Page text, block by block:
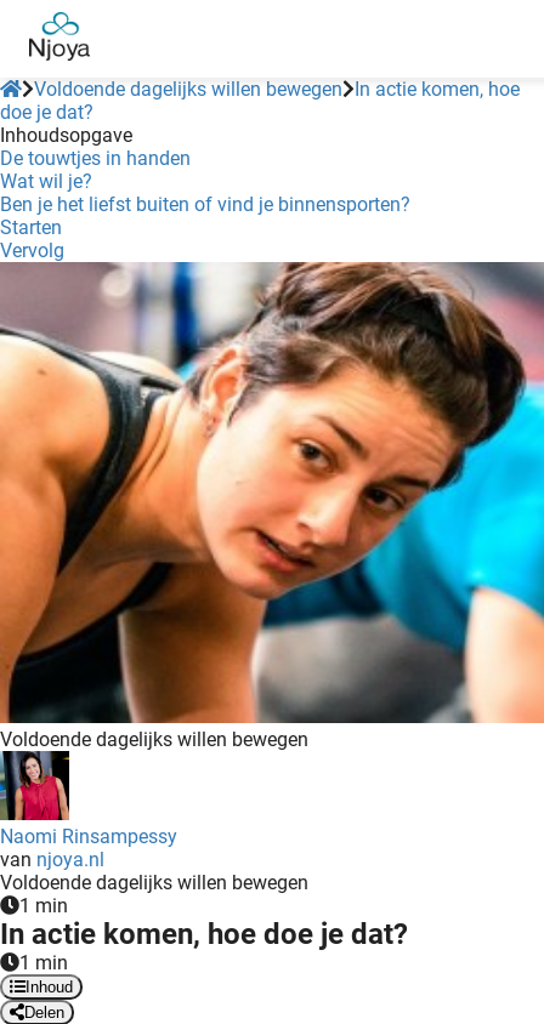
Voldoende dagelijks willen bewegen
In actie komen, hoe
doe je dat?
Inhoudsopgave
De touwtjes in handen
Wat wil je?
Ben je het liefst buiten of vind je binnensporten?
Starten
Vervolg
Voldoende dagelijks willen bewegen
Naomi Rinsampessy
van njoya.nl
Voldoende dagelijks willen bewegen
1 min
In actie komen, hoe doe je dat?
1 min
Inhoud
Delen